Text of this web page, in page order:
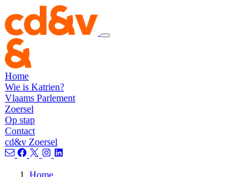
Home
Wie is Katrien?
Vlaams Parlement
Zoersel
Op stap
Contact
cd&v Zoersel
Home